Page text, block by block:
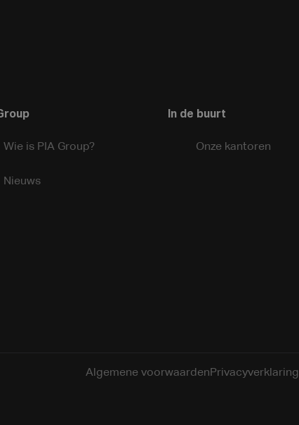
Wie is PIA Group?
Nieuws
In de buurt
Onze kantoren
Algemene voorwaarden Privacyverklaring